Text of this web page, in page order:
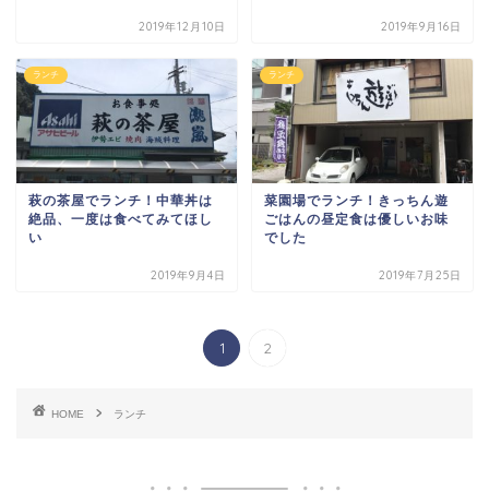
2019年12月10日 2019年9月16日
ランチ
萩の茶屋でランチ！中華丼は
絶品、一度は食べてみてほし
い
2019年9月4日
ランチ
菜園場でランチ！きっちん遊
ごはんの昼定食は優しいお味
でした
2019年7月25日
1 2
HOME ランチ